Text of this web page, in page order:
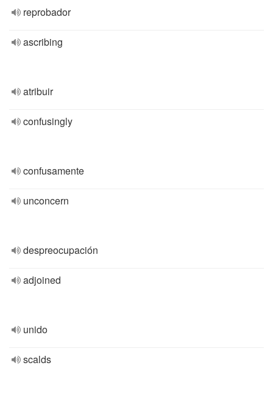
reprobador
ascribing
atribuir
confusingly
confusamente
unconcern
despreocupación
adjoined
unido
scalds